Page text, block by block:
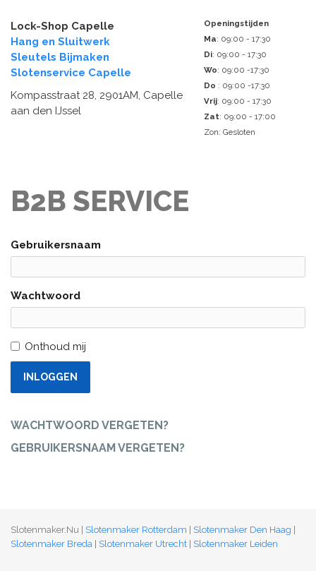
Lock-Shop Capelle
Hang en Sluitwerk
Sleutels Bijmaken
Slotenservice Capelle
Kompasstraat 28, 2901AM, Capelle
aan den IJssel
Openingstijden
Ma: 09:00 - 17:30
Di: 09:00 - 17:30
Wo: 09:00 -17:30
Do : 09:00 -17:30
Vrij: 09:00 - 17:30
Zat: 09:00 - 17:00
Zon: Gesloten
B2B SERVICE
Gebruikersnaam
Wachtwoord
Onthoud mij
INLOGGEN
WACHTWOORD VERGETEN?
GEBRUIKERSNAAM VERGETEN?
Slotenmaker.Nu | Slotenmaker Rotterdam Slotenmaker Den Haag
Slotenmaker Breda
Slotenmaker Utrecht Slotenmaker Leiden